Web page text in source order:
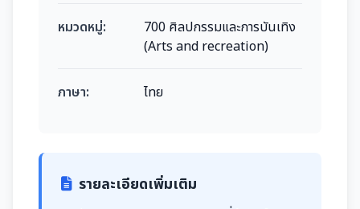
หมวดหมู่:
700 ศิลปกรรมและการบันเทิง
(Arts and recreation)
ภาษา: ไทย
รายละเอียดเพิ่มเติม